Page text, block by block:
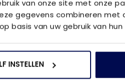
van onze site met onze
gegevens combineren
basis van uw gebruik van hun
INSTELLEN